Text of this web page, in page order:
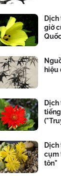
giờ
hiệu
cụm
tôn"